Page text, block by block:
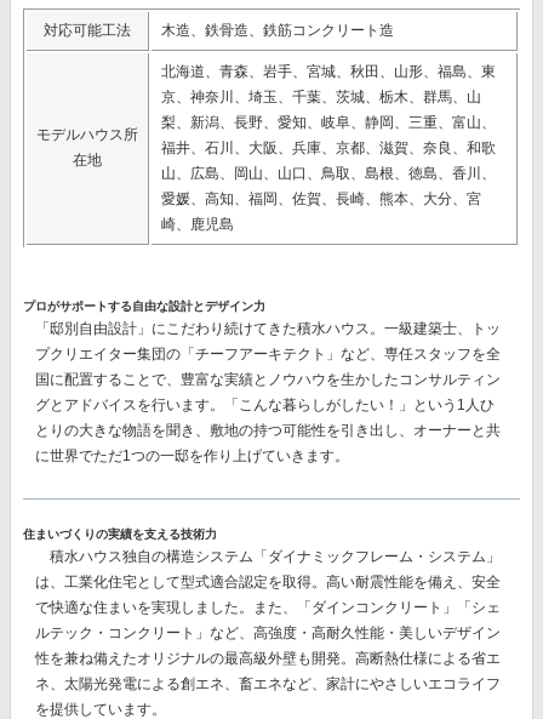
対応可能工法 木造、鉄骨造、鉄筋コンクリート造
モデルハウス所
在地
北海道、青森、岩手、宮城、秋田、山形、福島、東
京、神奈川、埼玉、千葉、茨城、栃木、群馬、山
梨、新潟、長野、愛知、岐阜、静岡、三重、富山、
福井、石川、大阪、兵庫、京都、滋賀、奈良、和歌
山、広島、岡山、山口、鳥取、島根、徳島、香川、
愛媛、高知、福岡、佐賀、長崎、熊本、大分、宮
崎、鹿児島
プロがサポートする自由な設計とデザイン力
「邸別自由設計」 にこだわり続けてきた積水ハウス。一級建築士、トッ
プクリエイター集団の 「チーフアーキテクト」 など、専任スタッフを全
国に配置することで、豊富な実績とノウハウを生かしたコンサルティン
グとアドバイスを行います。「こんな暮らしがしたい！」という1人ひ
とりの大きな物語を聞き、敷地の持つ可能性を引き出し、オーナーと共
に世界でただ1つの一邸を作り上げていきます。
住まいづくりの実績を支える技術力
積水ハウス独自の構造システム 「ダイナミックフレーム・システム」
は、工業化住宅として型式適合認定を取得。高い耐震性能を備え、安全
で快適な住まいを実現しました。また、
「ダインコンクリート」「シェ
ルテック・コンクリート」 など、高強度・高耐久性能・美しいデザイン
性を兼ね備えたオリジナルの最高級外壁も開発。高断熱仕様による省エ
ネ、太陽光発電による創エネ、畜エネなど、家計にやさしいエコライフ
を提供しています。